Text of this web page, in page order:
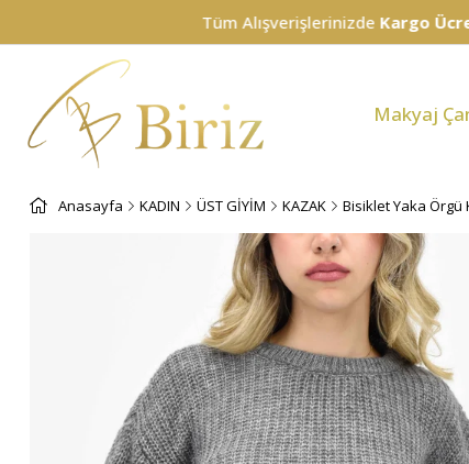
Makyaj
Anasayfa KADIN ÜST GİYİM KAZAK Bisiklet Yaka Örgü
Tüm AlışverişlerinizdeKargo Ücretsiz!